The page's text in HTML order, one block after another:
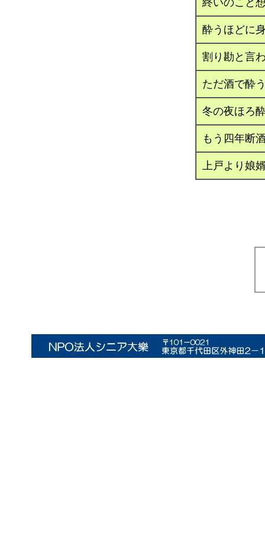
終いのこと
酔うほどに
割り勘と言
ただ酒で酔
冬の夜ほろ
もう四年断
上戸より娘